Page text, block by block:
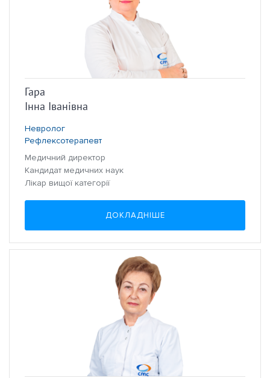
Гара
Інна Іванівна
Невролог
Рефлексотерапевт
Медичний директор
Кандидат медичних наук
Лікар вищої категорії
ДОКЛАДНІШЕ